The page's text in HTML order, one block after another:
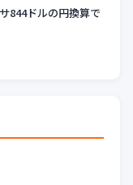
844ドルの円換算で